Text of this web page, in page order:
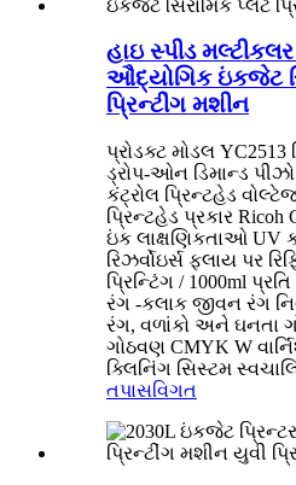
હાઇ સ્પીડ
ઔદ્યોગિક ઇંકજેટ
પ્રિન્ટીંગ મશીન
પ્રોડક્ટ મોડલ YC2513
ડ્રોપ-ઓન ડિમાન્ડ
કંટ્રોલ પ્રિન્ટહેડ
પ્રિન્ટહેડ પ્રકાર Ricoh
ઇંક લાક્ષણિકતાઓ UV
રિઝર્વોઇર્સ ફ્લાય પર
પ્રિન્ટિંગ / 1000ml
રંગ -કલાક જીવન રંગ
રંગ, વળાંકો અને ઘનતા
ગોઠવણ CMYK W
ક્લિનિંગ સિસ્ટમ
તપાસવિગત